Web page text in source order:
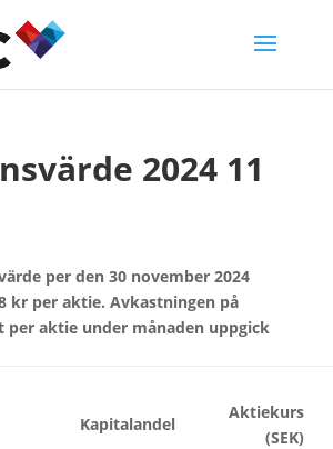
2024 11
per den 30 november 2024
kr per aktie. Avkastningen på
per aktie under månaden uppgick
Kapitalandel
Aktiekurs
(SEK)